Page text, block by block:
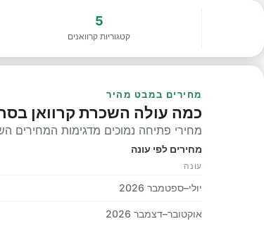
5
קטגוריות קרוואנים
מחירים במבט מהיר
כמה עולה השכרת קרוואן
מחירי פתיחה נמוכים מדגימות המחירים
מחירים לפי עונה
עונה
יולי–ספטמבר 2026
אוקטובר–דצמבר 2026